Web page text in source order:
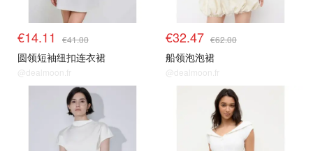
€14.11 €41.00
圆领短袖纽扣连衣裙
@dealmoon.fr
€32.47 €62.00
船领泡泡裙
@dealmoon.fr